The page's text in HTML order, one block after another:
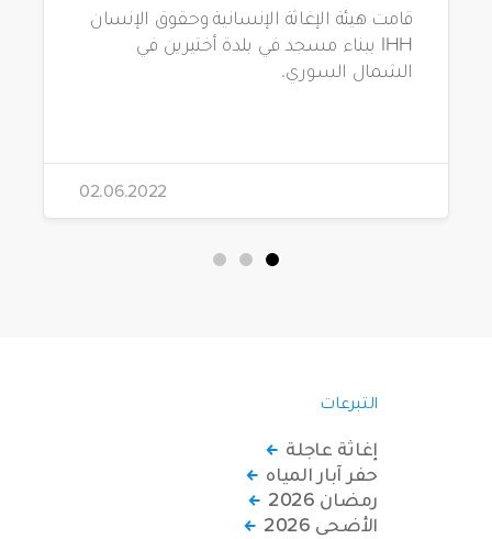
قامت هيئة الإغاثة الإنسانية وحقوق الإنسان
IHH ببناء مسجد في بلدة أختيرين في
الشمال السوري.
02.06.2022
التبرعات
إغاثة عاجلة
حفر آبار المياه
رمضان 2026
الأضحى 2026